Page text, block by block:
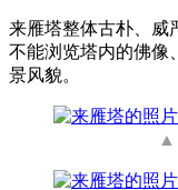
来雁塔整体古朴、威
不能浏览塔内的佛像
景风貌。